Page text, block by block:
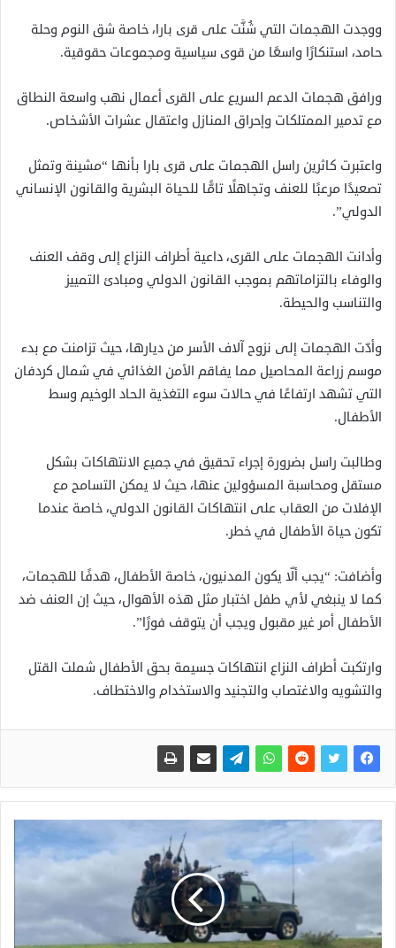
ووجدت الهجمات التي شُنَّت على قرى بارا، خاصة شق النوم وحلة
حامد، استنكارًا واسعًا من قوى سياسية ومجموعات حقوقية.
ورافق هجمات الدعم السريع على القرى أعمال نهب واسعة النطاق
مع تدمير الممتلكات وإحراق المنازل واعتقال عشرات الأشخاص.
واعتبرت كاثرين راسل الهجمات على قرى بارا بأنها “مشينة وتمثل
تصعيدًا مرعبًا للعنف وتجاهلًا تامًّا للحياة البشرية والقانون الإنساني
الدولي”.
وأدانت الهجمات على القرى، داعية أطراف النزاع إلى وقف العنف
والوفاء بالتزاماتهم بموجب القانون الدولي ومبادئ التمييز
والتناسب والحيطة.
وأدّت الهجمات إلى نزوح آلاف الأسر من ديارها، حيث تزامنت مع بدء
موسم زراعة المحاصيل مما يفاقم الأمن الغذائي في شمال كردفان
التي تشهد ارتفاعًا في حالات سوء التغذية الحاد الوخيم وسط
الأطفال.
وطالبت راسل بضرورة إجراء تحقيق في جميع الانتهاكات بشكل
مستقل ومحاسبة المسؤولين عنها، حيث لا يمكن التسامح مع
الإفلات من العقاب على انتهاكات القانون الدولي، خاصة عندما
تكون حياة الأطفال في خطر.
وأضافت: “يجب ألّا يكون المدنيون، خاصة الأطفال، هدفًا للهجمات،
كما لا ينبغي لأي طفل اختبار مثل هذه الأهوال، حيث إن العنف ضد
الأطفال أمر غير مقبول ويجب أن يتوقف فورًا”.
وارتكبت أطراف النزاع انتهاكات جسيمة بحق الأطفال شملت القتل
والتشويه والاغتصاب والتجنيد والاستخدام والاختطاف.